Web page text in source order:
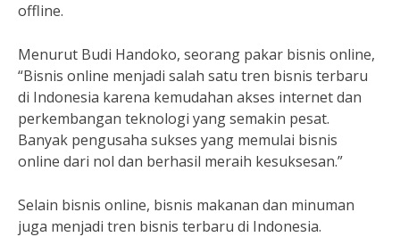
offline.
Menurut Budi Handoko, seorang pakar bisnis online,
“Bisnis online menjadi salah satu tren bisnis terbaru
di Indonesia karena kemudahan akses internet dan
perkembangan teknologi yang semakin pesat.
Banyak pengusaha sukses yang memulai bisnis
online dari nol dan berhasil meraih kesuksesan.”
Selain bisnis online, bisnis makanan dan minuman
juga menjadi tren bisnis terbaru di Indonesia.